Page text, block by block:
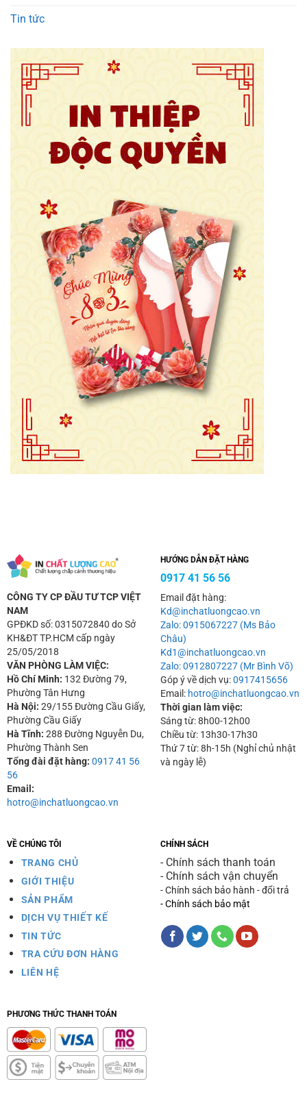
Tin tức
CÔNG TY CP ĐẦU TƯ TCP VIỆT
NAM
GPĐKD số: 0315072840 do Sở
KH&ĐT TP.HCM cấp ngày
25/05/2018
VĂN PHÒNG LÀM VIỆC:
Hồ Chí Minh: 132 Đường 79,
Phường Tân Hưng
Hà Nội: 29/155 Đường Cầu Giấy,
Phường Cầu Giấy
Hà Tĩnh: 288 Đường Nguyễn Du,
Phường Thành Sen
Tổng đài đặt hàng: 0917 41 56
56
Email:
hotro@inchatluongcao.vn
HƯỚNG DẪN ĐẶT HÀNG
0917 41 56 56
Email đặt hàng:
Kd@inchatluongcao.vn
Zalo: 0915067227 (Ms Bảo
Châu)
Kd1@inchatluongcao.vn
Zalo: 0912807227 (Mr Bình Võ)
Góp ý về dịch vụ:0917415656
Email: hotro@inchatluongcao.vn
Thời gian làm việc:
Sáng từ: 8h00-12h00
Chiều từ: 13h30-17h30
Thứ 7 từ: 8h-15h (Nghỉ chủ nhật
và ngày lễ)
VỀ CHÚNG TÔI
TRANG CHỦ
GIỚI THIỆU
SẢN PHẨM
DỊCH VỤ THIẾT KẾ
TIN TỨC
TRA CỨU ĐƠN HÀNG
LIÊN HỆ
CHÍNH SÁCH
- Chính sách thanh toán
- Chính sách vận chuyển
- Chính sách bảo hành - đổi trả
- Chính sách bảo mật
PHƯƠNG THỨC THANH TOÁN